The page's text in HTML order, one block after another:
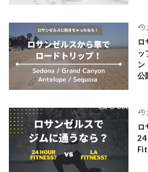
ロ
ッ
ン
公
ロ
24